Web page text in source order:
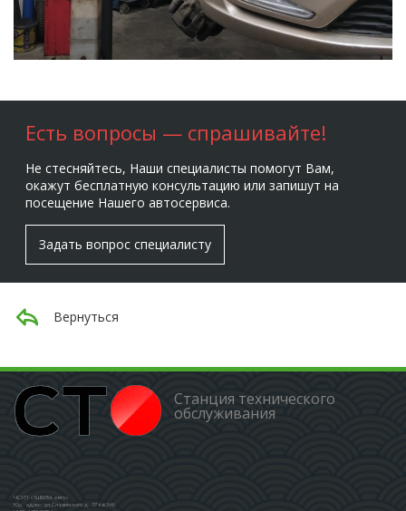
Есть вопросы — спрашивайте!
Не стесняйтесь, Наши специалисты помогут Вам,
окажут бесплатную консультацию или запишут на
посещение Нашего автосервиса.
Задать вопрос специалисту
Вернуться
Станция технического
обслуживания
ЧСУП «ЗШБРМ-авто»
Юр. адрес: ул.Славинского д. 37 кв.346